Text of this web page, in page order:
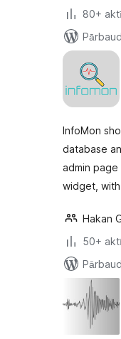
80+
InfoMon
database
admin
widget,
Hakan
50+